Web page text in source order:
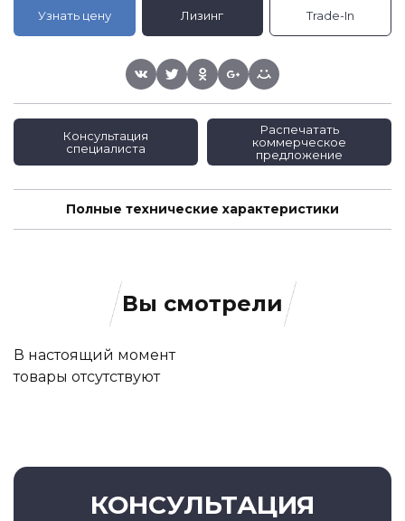
Узнать цену Лизинг Trade-In
Консультация
специалиста
Распечатать
коммерческое
предложение
Полные технические характеристики
Вы смотрели
В настоящий момент
товары отсутствуют
КОНСУЛЬТАЦИЯ